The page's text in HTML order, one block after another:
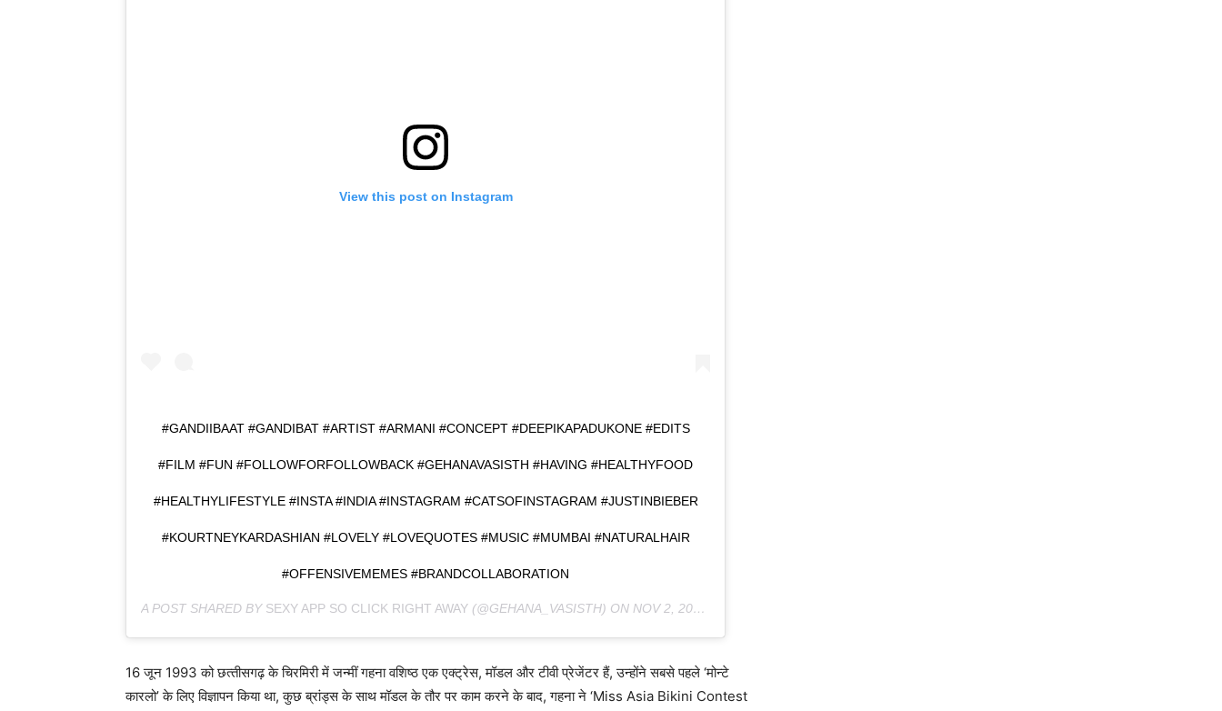
View this post on Instagram
#GANDIIBAAT #GANDIBAT #ARTIST #ARMANI #CONCEPT #DEEPIKAPADUKONE #EDITS
#FILM #FUN #FOLLOWFORFOLLOWBACK #GEHANAVASISTH #HAVING #HEALTHYFOOD
#HEALTHYLIFESTYLE #INSTA #INDIA #INSTAGRAM #CATSOFINSTAGRAM #JUSTINBIEBER
#KOURTNEYKARDASHIAN #LOVELY #LOVEQUOTES #MUSIC #MUMBAI #NATURALHAIR
#OFFENSIVEMEMES #BRANDCOLLABORATION
A POST SHARED BY SEXY APP SO CLICK RIGHT AWAY (@GEHANA_VASISTH) ON NOV 2, 2019 AT 4:31PM PDT
16 जून 1993 को छत्‍तीसगढ़ के चिरमिरी में जन्‍मीं गहना वशिष्‍ठ एक एक्‍ट्रेस, मॉडल और टीवी प्रेजेंटर हैं, उन्‍होंने सबसे पहले ‘मोन्‍टे
कारलो’ के लिए विज्ञापन किया था, कुछ ब्रांड्स के साथ मॉडल के तौर पर काम करने के बाद, गहना ने ‘Miss Asia Bikini Contest